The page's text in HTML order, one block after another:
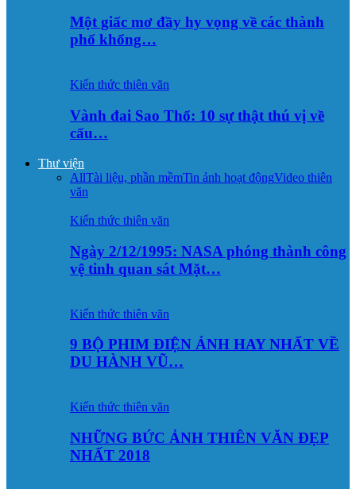
Một giấc mơ đầy hy vọng về các thành
phố khổng…
Kiến thức thiên văn
Vành đai Sao Thổ: 10 sự thật thú vị về
cấu…
Thư viện
AllTài liệu, phần mềmTin ảnh hoạt độngVideo thiên
văn
Kiến thức thiên văn
Ngày 2/12/1995: NASA phóng thành công
vệ tinh quan sát Mặt…
Kiến thức thiên văn
9 BỘ PHIM ĐIỆN ẢNH HAY NHẤT VỀ
DU HÀNH VŨ…
Kiến thức thiên văn
NHỮNG BỨC ẢNH THIÊN VĂN ĐẸP
NHẤT 2018